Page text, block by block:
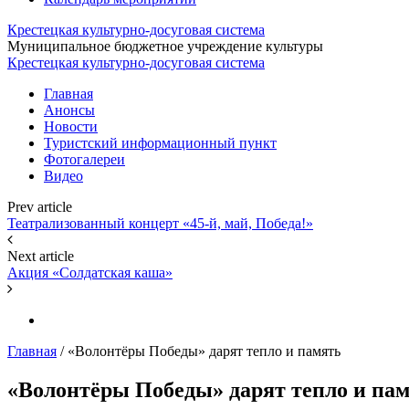
Крестецкая культурно-досуговая система
Муниципальное бюджетное учреждение культуры
Крестецкая культурно-досуговая система
Главная
Анонсы
Новости
Туристский информационный пункт
Фотогалереи
Видео
Prev article
Театрализованный концерт «45-й, май, Победа!»
Next article
Акция «Солдатская каша»
Главная / «Волонтёры Победы» дарят тепло и память
«Волонтёры Победы» дарят тепло и